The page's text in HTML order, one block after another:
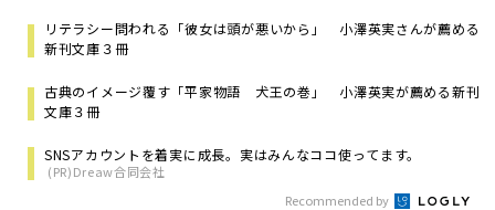
リテラシー問われる「彼女は頭が悪いから」 小澤英実さんが薦める
新刊文庫３冊
古典のイメージ覆す「平家物語 犬王の巻」 小澤英実が薦める新刊
文庫３冊
SNSアカウントを着実に成長。実はみんなココ使ってます。
(PR)Dreaw合同会社
Recommended by